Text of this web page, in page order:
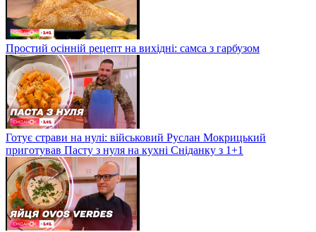
Простий осінній рецепт на вихідні: самса з гарбузом
Готує страви на нулі: військовий Руслан Мокрицький
приготував Пасту з нуля на кухні Сніданку з 1+1